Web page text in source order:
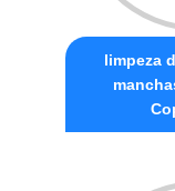
limpeza